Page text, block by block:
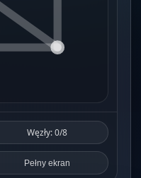
Węzły: 0/8
Pełny ekran